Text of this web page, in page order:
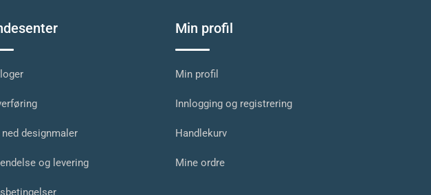
designmaler
og levering
Min profil
Min profil
Innlogging og registrering
Handlekurv
Mine ordre